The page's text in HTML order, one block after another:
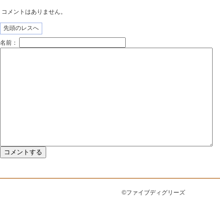
コメントはありません。
先頭のレスへ
名前：
©ファイブディグリーズ